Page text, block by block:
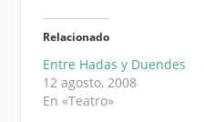
Relacionado
Entre Hadas y Duendes
12 agosto, 2008
En «Teatro»